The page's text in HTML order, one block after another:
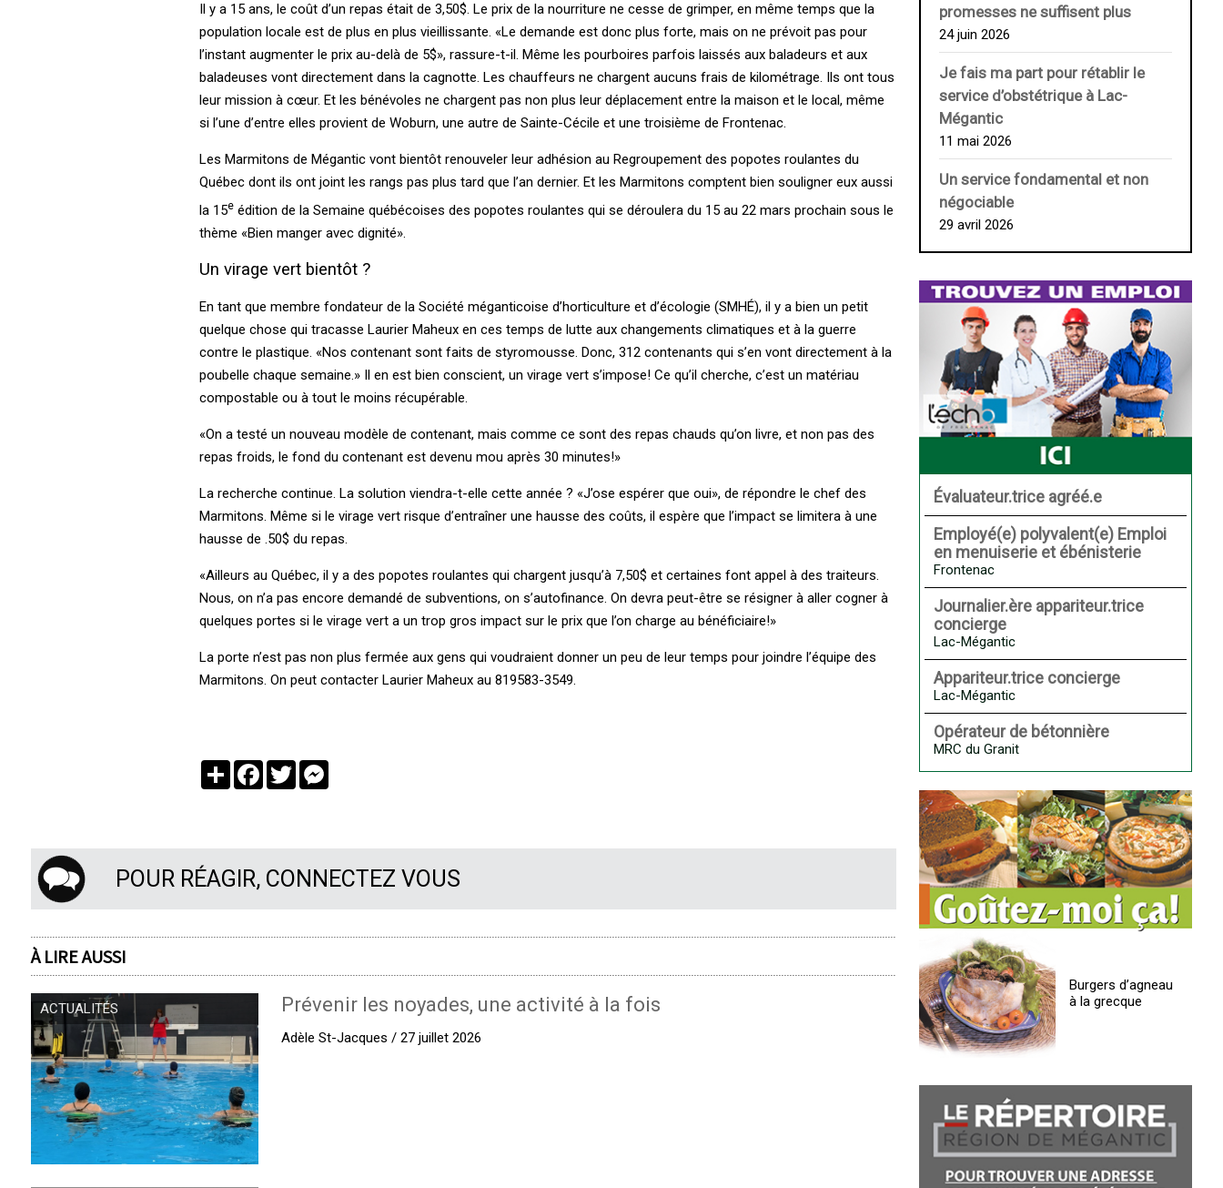
Il y a 15 ans, le coût d’un repas était de 3,50$. Le prix de la nourriture ne cesse de grimper, en même temps que la
population locale est de plus en plus vieillissante. «Le demande est donc plus forte, mais on ne prévoit pas pour
l’instant augmenter le prix au-delà de 5$», rassure-t-il. Même les pourboires parfois laissés aux baladeurs et aux
baladeuses vont directement dans la cagnotte. Les chauffeurs ne chargent aucuns frais de kilométrage. Ils ont tous
leur mission à cœur. Et les bénévoles ne chargent pas non plus leur déplacement entre la maison et le local, même
si l’une d’entre elles provient de Woburn, une autre de Sainte-Cécile et une troisième de Frontenac.
Les Marmitons de Mégantic vont bientôt renouveler leur adhésion au Regroupement des popotes roulantes du
Québec dont ils ont joint les rangs pas plus tard que l’an dernier. Et les Marmitons comptent bien souligner eux aussi
la 15eédition de la Semaine québécoises des popotes roulantes qui se déroulera du 15 au 22 mars prochain sous le
thème «Bien manger avec dignité».
Un virage vert bientôt ?
En tant que membre fondateur de la Société méganticoise d’horticulture et d’écologie (SMHÉ), il y a bien un petit
quelque chose qui tracasse Laurier Maheux en ces temps de lutte aux changements climatiques et à la guerre
contre le plastique. «Nos contenant sont faits de styromousse. Donc, 312 contenants qui s’en vont directement à la
poubelle chaque semaine.» Il en est bien conscient, un virage vert s’impose! Ce qu’il cherche, c’est un matériau
compostable ou à tout le moins récupérable.
«On a testé un nouveau modèle de contenant, mais comme ce sont des repas chauds qu’on livre, et non pas des
repas froids, le fond du contenant est devenu mou après 30 minutes!»
La recherche continue. La solution viendra-t-elle cette année ? «J’ose espérer que oui», de répondre le chef des
Marmitons. Même si le virage vert risque d’entraîner une hausse des coûts, il espère que l’impact se limitera à une
hausse de .50$ du repas.
«Ailleurs au Québec, il y a des popotes roulantes qui chargent jusqu’à 7,50$ et certaines font appel à des traiteurs.
Nous, on n’a pas encore demandé de subventions, on s’autofinance. On devra peut-être se résigner à aller cogner à
quelques portes si le virage vert a un trop gros impact sur le prix que l’on charge au bénéficiaire!»
La porte n’est pas non plus fermée aux gens qui voudraient donner un peu de leur temps pour joindre l’équipe des
Marmitons. On peut contacter Laurier Maheux au 819583-3549.
PartagerFacebook
TwitterMessenger
POUR RÉAGIR, CONNECTEZ VOUS
À LIRE AUSSI
ACTUALITÉS Prévenir les noyades, une activité à la fois
Adèle St-Jacques / 27 juillet 2026
promesses ne suffisent plus
24 juin 2026
Je fais ma part pour rétablir le
service d’obstétrique à Lac-
Mégantic
11 mai 2026
Un service fondamental et non
négociable
29 avril 2026
Évaluateur.trice agréé.e
Employé(e) polyvalent(e) Emploi
en menuiserie et ébénisterie
Frontenac
Journalier.ère appariteur.trice
concierge
Lac-Mégantic
Appariteur.trice concierge
Lac-Mégantic
Opérateur de bétonnière
MRC du Granit
Burgers d’agneau
à la grecque